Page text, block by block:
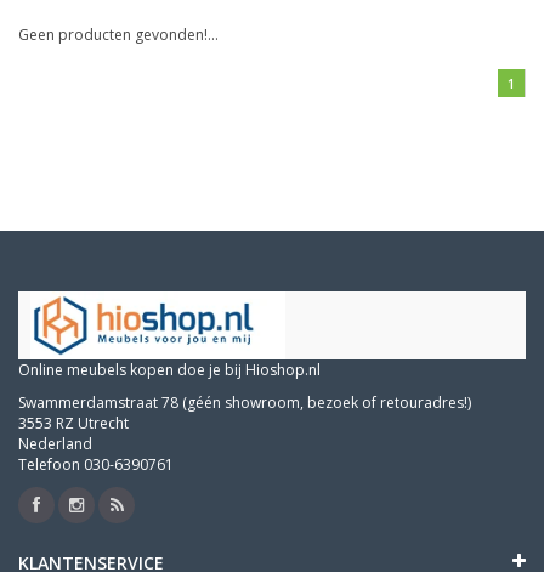
Geen producten gevonden!...
1
Online meubels kopen doe je bij Hioshop.nl
Swammerdamstraat 78 (géén showroom, bezoek of retouradres!)
3553 RZ Utrecht
Nederland
Telefoon 030-6390761
KLANTENSERVICE